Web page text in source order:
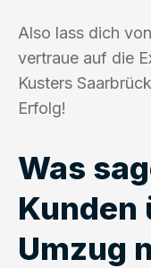
Also lass dich
vertraue auf die
Kusters
Erfolg!
Was
Kunden
Umzug